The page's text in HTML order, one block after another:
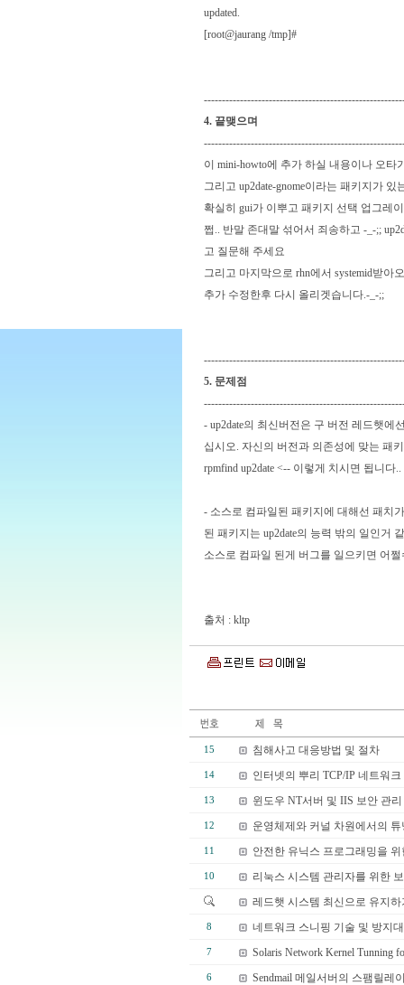
updated.
[root@jaurang /tmp]#
4. 끝맺으며
이 mini-howto에 추가 하실 내용이나 오
그리고 up2date-gnome이라는 패키지가
확실히 gui가 이뿌고 패키지 선택 업그레
쩝.. 반말 존대말 섞어서 죄송하고 -_-;;
고 질문해 주세요
그리고 마지막으로 rhn에서 systemid받아
추가 수정한후 다시 올리겟습니다.-_-;;
5. 문제점
- up2date의 최신버전은 구 버전 레드햇
십시오. 자신의 버전과 의존성에 맞는 패
rpmfind up2date <-- 이렇게 치시면 됩니다..
- 소스로 컴파일된 패키지에 대해선 패치
된 패키지는 up2date의 능력 밖의 일인거
소스로 컴파일 된게 버그를 일으키면 어
출처 : kltp
15 침해사고 대응방법 및 절차
14 인터넷의 뿌리 TCP/IP 네트워
13 윈도우 NT서버 및 IIS 보안 관리
12 운영체제와 커널 차원에서의 튜
11 안전한 유닉스 프로그래밍을 위
10
리눅스 시스템 관리자를 위한
레드햇 시스템 최신으로 유지하
8 네트워크 스니핑 기술 및 방지
7 Solaris Network Kernel Tunning
6 Sendmail 메일서버의 스팸릴레